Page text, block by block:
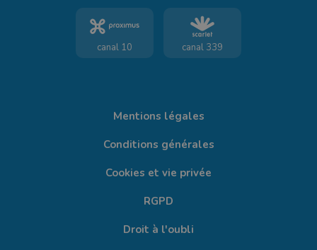
canal 10 canal 339
Mentions légales
Conditions générales
Cookies et vie privée
RGPD
Droit à l'oubli